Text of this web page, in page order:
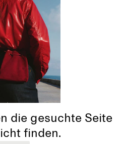
die gesuchte Seite
finden.